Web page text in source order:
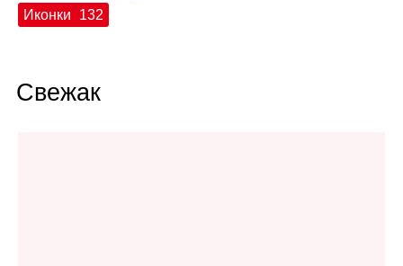
Иконки 132
Свежак